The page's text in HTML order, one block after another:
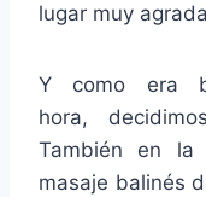
lugar muy
Y como era
hora,
También en la
masaje balinés